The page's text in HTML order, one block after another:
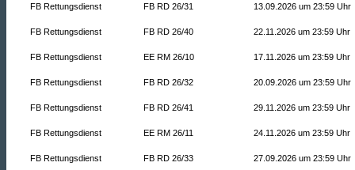
FB Rettungsdienst FB RD 26/31 13.09.2026 um 23:59 Uhr
FB Rettungsdienst FB RD 26/40 22.11.2026 um 23:59 Uhr
FB Rettungsdienst EE RM 26/10 17.11.2026 um 23:59 Uhr
FB Rettungsdienst FB RD 26/32 20.09.2026 um 23:59 Uhr
FB Rettungsdienst FB RD 26/41 29.11.2026 um 23:59 Uhr
FB Rettungsdienst EE RM 26/11 24.11.2026 um 23:59 Uhr
FB Rettungsdienst FB RD 26/33 27.09.2026 um 23:59 Uhr